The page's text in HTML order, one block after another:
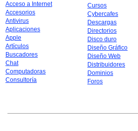
Acceso a Internet
Accesorios
Antivirus
Aplicaciones
Apple
Artículos
Buscadores
Chat
Computadoras
Consultoría
Cursos
Cybercafes
Descargas
Directorios
Disco duro
Diseño Gráfico
Diseño Web
Distribuidores
Dominios
Foros